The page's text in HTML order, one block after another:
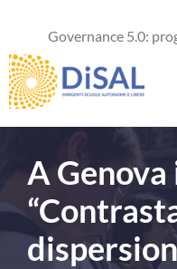
contenuto
Governance 5.0:
News
Formazione
A